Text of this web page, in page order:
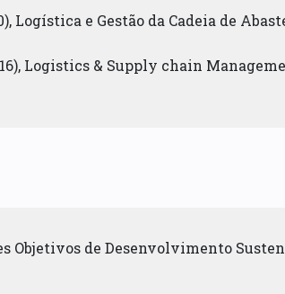
Logística e Gestão da Cadeia de
Logistics & Supply chain
Objetivos de Desenvolvimento